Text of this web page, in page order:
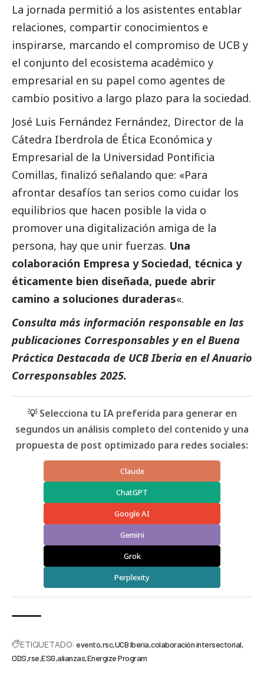
La jornada permitió a los asistentes entablar
relaciones, compartir conocimientos e
inspirarse, marcando el compromiso de UCB y
el conjunto del ecosistema académico y
empresarial en su papel como agentes de
cambio positivo a largo plazo para la sociedad.
José Luis Fernández Fernández, Director de la
Cátedra Iberdrola de Ética Económica y
Empresarial de la Universidad Pontificia
Comillas, finalizó señalando que: «Para
afrontar desafíos tan serios como cuidar los
equilibrios que hacen posible la vida o
promover una digitalización amiga de la
persona, hay que unir fuerzas. Una
colaboración Empresa y Sociedad, técnica y
éticamente bien diseñada, puede abrir
camino a soluciones duraderas«.
Consulta más información responsable en las
publicaciones Corresponsables y en elBuena
Práctica Destacada de UCB Iberia en elAnuario
Corresponsables 2025.
💡 Selecciona tu IA preferida para generar en
segundos un análisis completo del contenido y una
propuesta de post optimizado para redes sociales:
Claude
ChatGPT
Google AI
Gemini
Grok
Perplexity
ETIQUETADO: evento rsc UCB Iberia colaboración intersectorial
ODS rse ESG alianzas Energize Program